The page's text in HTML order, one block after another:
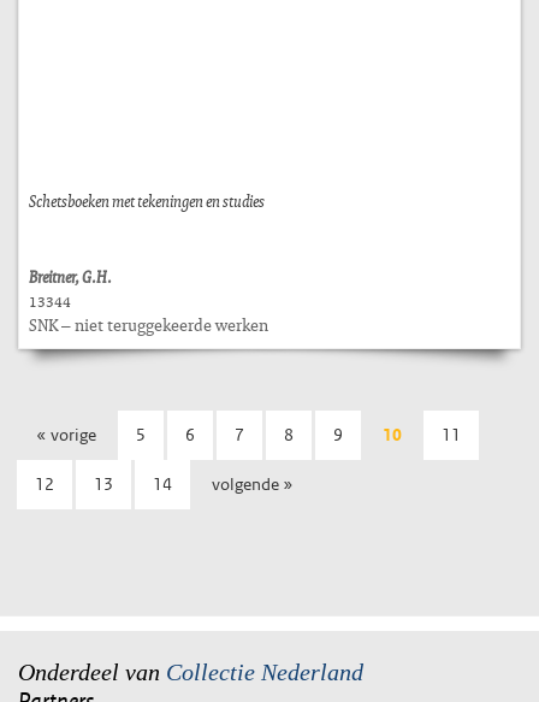
Schetsboeken met tekeningen en studies
Breitner, G.H.
13344
SNK – niet teruggekeerde werken
« vorige 5 6 7 8 9 10 11
12 13 14 volgende »
Onderdeel van Collectie Nederland